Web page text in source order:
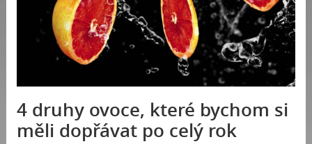
4 druhy ovoce, které bychom si
měli dopřávat po celý rok